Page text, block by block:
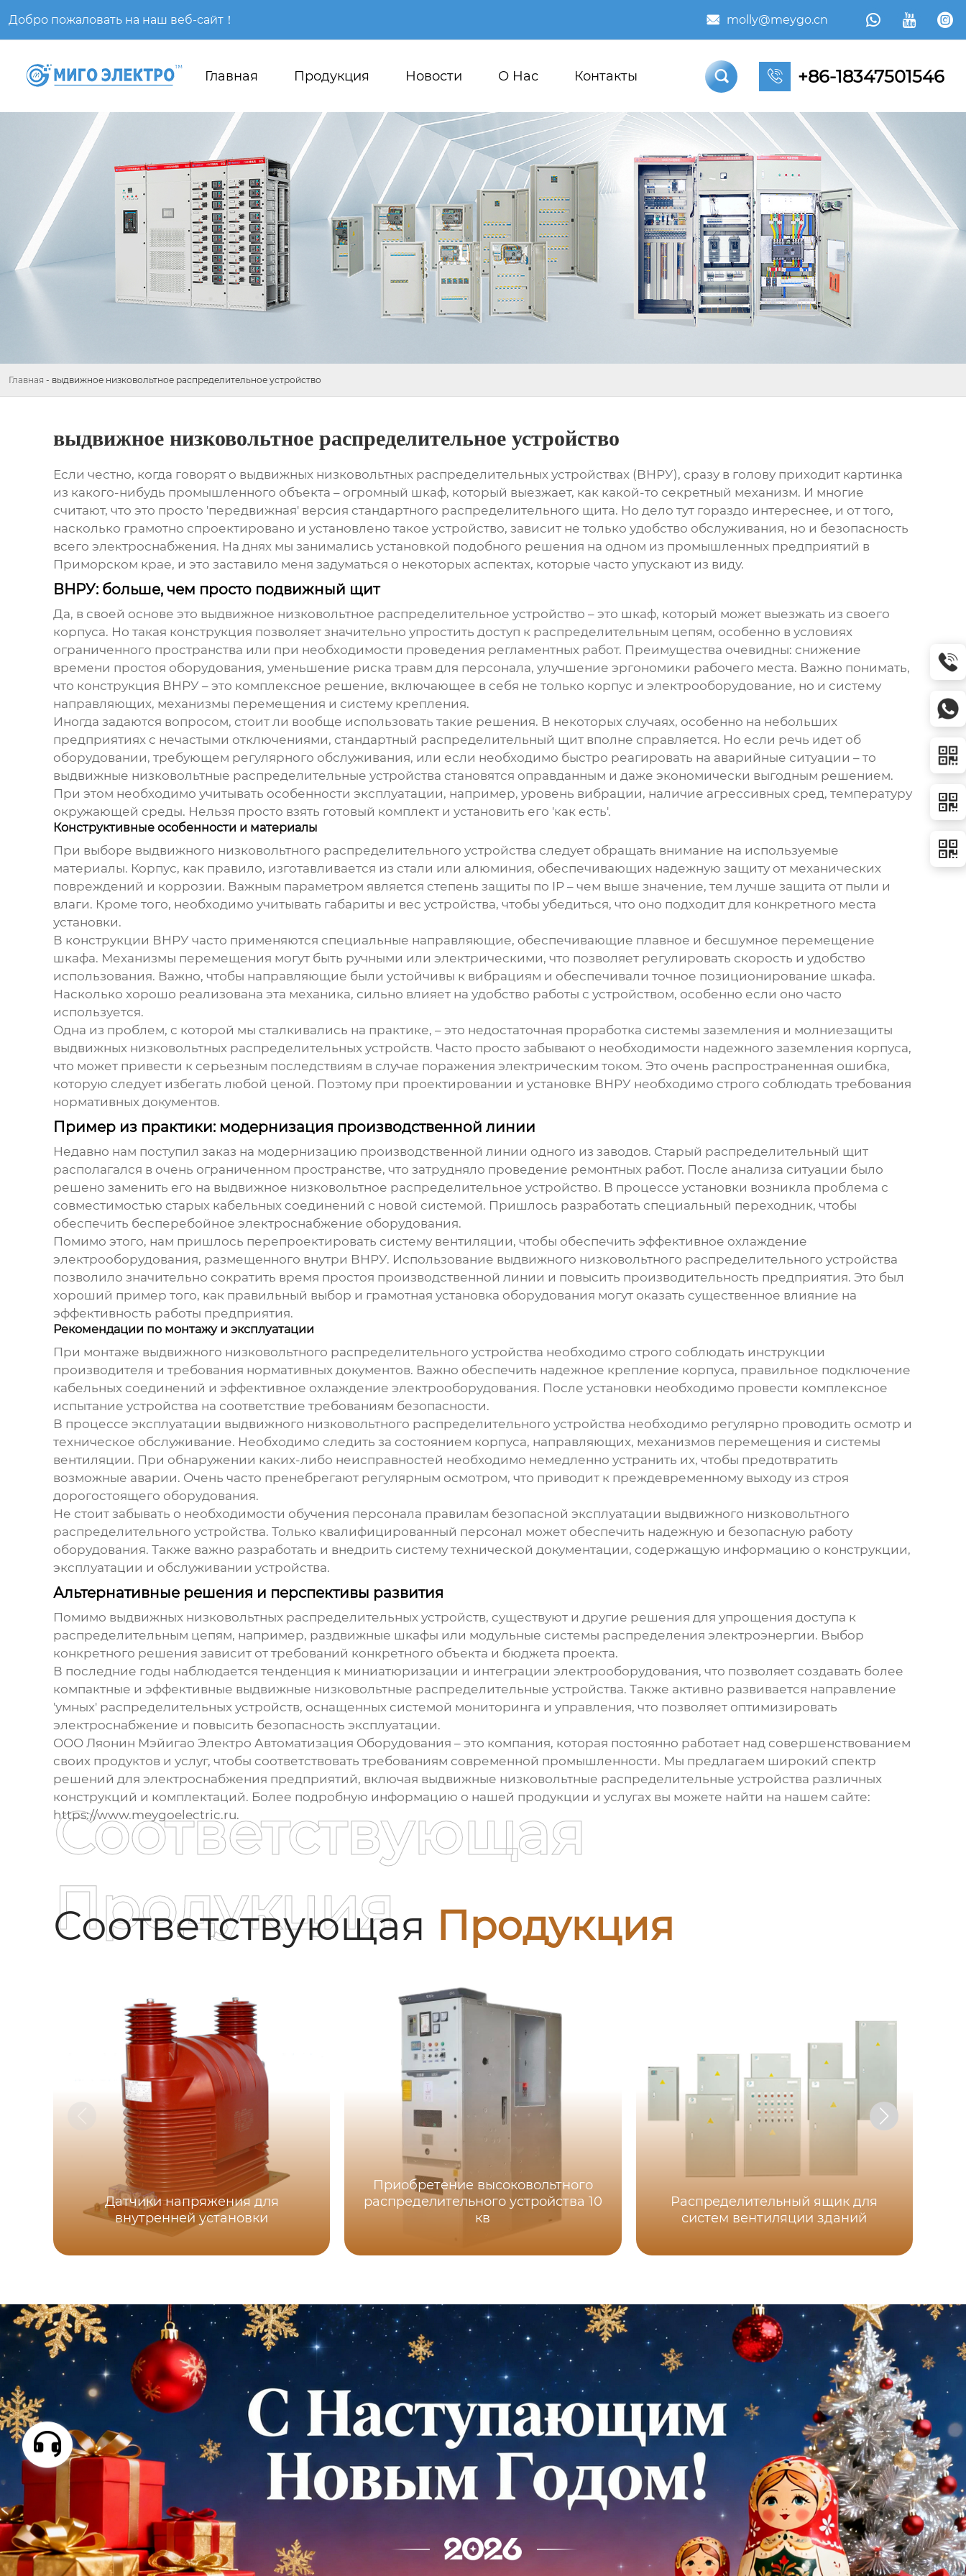
Добро пожаловать на наш веб-сайт！  molly@meygo.cn   
Главная Продукция Новости О Hас Контакты   +86-18347501546
Главная - выдвижное низковольтное распределительное устройство
выдвижное низковольтное распределительное устройство
Если честно, когда говорят о выдвижных низковольтных распределительных устройствах(ВНРУ), сразу в голову приходит картинка
из какого-нибудь промышленного объекта – огромный шкаф, который выезжает, как какой-то секретный механизм. И многие
считают, что это просто 'передвижная' версия стандартного распределительного щита. Но дело тут гораздо интереснее, и от того,
насколько грамотно спроектировано и установлено такое устройство, зависит не только удобство обслуживания, но и безопасность
всего электроснабжения. На днях мы занимались установкой подобного решения на одном из промышленных предприятий в
Приморском крае, и это заставило меня задуматься о некоторых аспектах, которые часто упускают из виду.
ВНРУ: больше, чем просто подвижный щит
Да, в своей основе это выдвижное низковольтное распределительное устройство – это шкаф, который может выезжать из своего
корпуса. Но такая конструкция позволяет значительно упростить доступ к распределительным цепям, особенно в условиях
ограниченного пространства или при необходимости проведения регламентных работ. Преимущества очевидны: снижение
времени простоя оборудования, уменьшение риска травм для персонала, улучшение эргономики рабочего места. Важно понимать,
что конструкция ВНРУ – это комплексное решение, включающее в себя не только корпус и электрооборудование, но и систему
направляющих, механизмы перемещения и систему крепления.
Иногда задаются вопросом, стоит ли вообще использовать такие решения. В некоторых случаях, особенно на небольших
предприятиях с нечастыми отключениями, стандартный распределительный щит вполне справляется. Но если речь идет об
оборудовании, требующем регулярного обслуживания, или если необходимо быстро реагировать на аварийные ситуации – то
выдвижные низковольтные распределительные устройства становятся оправданным и даже экономически выгодным решением.
При этом необходимо учитывать особенности эксплуатации, например, уровень вибрации, наличие агрессивных сред, температуру
окружающей среды. Нельзя просто взять готовый комплект и установить его 'как есть'.
Конструктивные особенности и материалы
При выборе выдвижного низковольтного распределительного устройства следует обращать внимание на используемые
материалы. Корпус, как правило, изготавливается из стали или алюминия, обеспечивающих надежную защиту от механических
повреждений и коррозии. Важным параметром является степень защиты по IP – чем выше значение, тем лучше защита от пыли и
влаги. Кроме того, необходимо учитывать габариты и вес устройства, чтобы убедиться, что оно подходит для конкретного места
установки.
В конструкции ВНРУ часто применяются специальные направляющие, обеспечивающие плавное и бесшумное перемещение
шкафа. Механизмы перемещения могут быть ручными или электрическими, что позволяет регулировать скорость и удобство
использования. Важно, чтобы направляющие были устойчивы к вибрациям и обеспечивали точное позиционирование шкафа.
Насколько хорошо реализована эта механика, сильно влияет на удобство работы с устройством, особенно если оно часто
используется.
Одна из проблем, с которой мы сталкивались на практике, – это недостаточная проработка системы заземления и молниезащиты
выдвижных низковольтных распределительных устройств. Часто просто забывают о необходимости надежного заземления корпуса,
что может привести к серьезным последствиям в случае поражения электрическим током. Это очень распространенная ошибка,
которую следует избегать любой ценой. Поэтому при проектировании и установке ВНРУ необходимо строго соблюдать требования
нормативных документов.
Пример из практики: модернизация производственной линии
Недавно нам поступил заказ на модернизацию производственной линии одного из заводов. Старый распределительный щит
располагался в очень ограниченном пространстве, что затрудняло проведение ремонтных работ. После анализа ситуации было
решено заменить его на выдвижное низковольтное распределительное устройство. В процессе установки возникла проблема с
совместимостью старых кабельных соединений с новой системой. Пришлось разработать специальный переходник, чтобы
обеспечить бесперебойное электроснабжение оборудования.
Помимо этого, нам пришлось перепроектировать систему вентиляции, чтобы обеспечить эффективное охлаждение
электрооборудования, размещенного внутри ВНРУ. Использование выдвижного низковольтного распределительного устройства
позволило значительно сократить время простоя производственной линии и повысить производительность предприятия. Это был
хороший пример того, как правильный выбор и грамотная установка оборудования могут оказать существенное влияние на
эффективность работы предприятия.
Рекомендации по монтажу и эксплуатации
При монтаже выдвижного низковольтного распределительного устройства необходимо строго соблюдать инструкции
производителя и требования нормативных документов. Важно обеспечить надежное крепление корпуса, правильное подключение
кабельных соединений и эффективное охлаждение электрооборудования. После установки необходимо провести комплексное
испытание устройства на соответствие требованиям безопасности.
В процессе эксплуатации выдвижного низковольтного распределительного устройства необходимо регулярно проводить осмотр и
техническое обслуживание. Необходимо следить за состоянием корпуса, направляющих, механизмов перемещения и системы
вентиляции. При обнаружении каких-либо неисправностей необходимо немедленно устранить их, чтобы предотвратить
возможные аварии. Очень часто пренебрегают регулярным осмотром, что приводит к преждевременному выходу из строя
дорогостоящего оборудования.
Не стоит забывать о необходимости обучения персонала правилам безопасной эксплуатации выдвижного низковольтного
распределительного устройства. Только квалифицированный персонал может обеспечить надежную и безопасную работу
оборудования. Также важно разработать и внедрить систему технической документации, содержащую информацию о конструкции,
эксплуатации и обслуживании устройства.
Альтернативные решения и перспективы развития
Помимо выдвижных низковольтных распределительных устройств, существуют и другие решения для упрощения доступа к
распределительным цепям, например, раздвижные шкафы или модульные системы распределения электроэнергии. Выбор
конкретного решения зависит от требований конкретного объекта и бюджета проекта.
В последние годы наблюдается тенденция к миниатюризации и интеграции электрооборудования, что позволяет создавать более
компактные и эффективные выдвижные низковольтные распределительные устройства. Также активно развивается направление
'умных' распределительных устройств, оснащенных системой мониторинга и управления, что позволяет оптимизировать
электроснабжение и повысить безопасность эксплуатации.
ООО Ляонин Мэйигао Электро Автоматизация Оборудования – это компания, которая постоянно работает над совершенствованием
своих продуктов и услуг, чтобы соответствовать требованиям современной промышленности. Мы предлагаем широкий спектр
решений для электроснабжения предприятий, включая выдвижные низковольтные распределительные устройства различных
конструкций и комплектаций. Более подробную информацию о нашей продукции и услугах вы можете найти на нашем сайте:
https://www.meygoelectric.ru.
Соответствующая Продукция
Соответствующая
Продукция
Датчики напряжения для
внутренней установки
Приобретение высоковольтного
распределительного устройства 10
кв
Распределительный ящик для
систем вентиляции зданий